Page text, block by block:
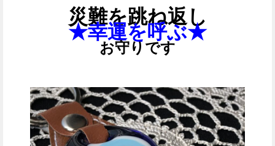
災難を跳ね返し
★幸運を呼ぶ★
お守りです